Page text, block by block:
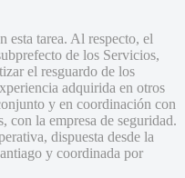
esta tarea. Al respecto, el
de los Servicios,
el resguardo de los
adquirida en otros
y en coordinación con
con la empresa de seguridad.
dispuesta desde la
y coordinada por